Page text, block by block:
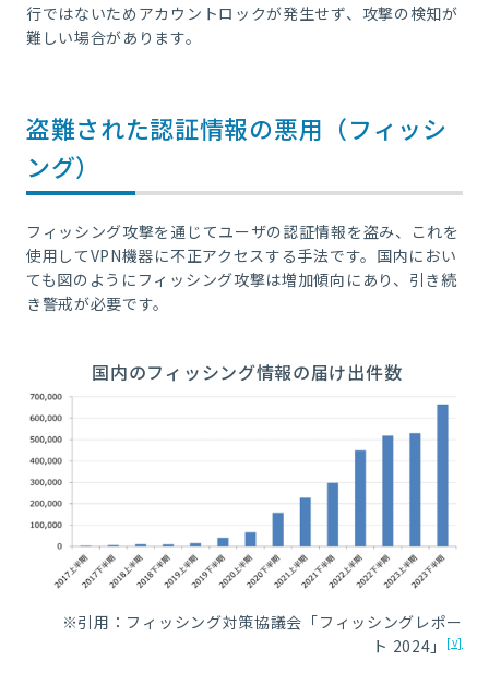
行ではないためアカウントロックが発生せず、攻撃の検知が
難しい場合があります。
盗難された認証情報の悪用（フィッシ
ング）
フィッシング攻撃を通じてユーザの認証情報を盗み、これを
使用してVPN機器に不正アクセスする手法です。国内におい
ても図のようにフィッシング攻撃は増加傾向にあり、引き続
き警戒が必要です。
国内のフィッシング情報の届け出件数
※引用：フィッシング対策協議会「フィッシングレポー
ト 2024」 [v]